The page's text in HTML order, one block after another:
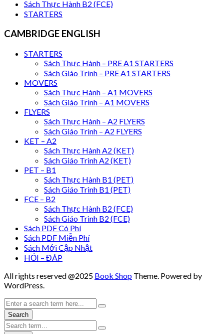
Sách Thực Hành B2 (FCE)
STARTERS
CAMBRIDGE ENGLISH
STARTERS
Sách Thực Hành – PRE A1 STARTERS
Sách Giáo Trình – PRE A1 STARTERS
MOVERS
Sách Thực Hành – A1 MOVERS
Sách Giáo Trình – A1 MOVERS
FLYERS
Sách Thực Hành – A2 FLYERS
Sách Giáo Trình – A2 FLYERS
KET – A2
Sách Thực Hành A2 (KET)
Sách Giáo Trình A2 (KET)
PET – B1
Sách Thực Hành B1 (PET)
Sách Giáo Trình B1 (PET)
FCE – B2
Sách Thực Hành B2 (FCE)
Sách Giáo Trình B2 (FCE)
Sách PDF Có Phí
Sách PDF Miễn Phí
Sách Mới Cập Nhật
HỎI – ĐÁP
All rights reserved @2025 Book Shop Theme. Powered by
WordPress.
Search